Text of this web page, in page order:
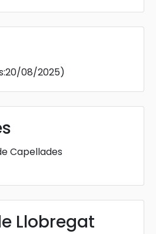
08/2025)
Capellades
Llobregat